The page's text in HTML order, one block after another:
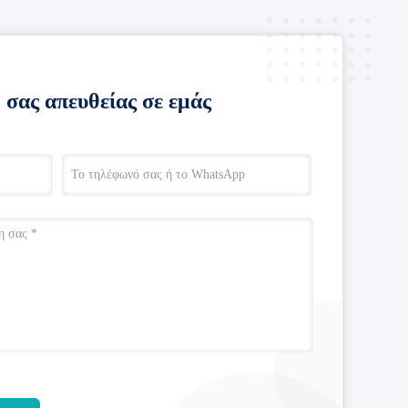
απευθείας σε εμάς